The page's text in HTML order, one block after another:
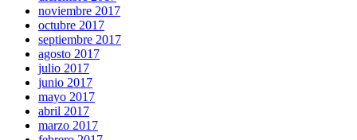
noviembre 2017
octubre 2017
septiembre 2017
agosto 2017
julio 2017
junio 2017
mayo 2017
abril 2017
marzo 2017